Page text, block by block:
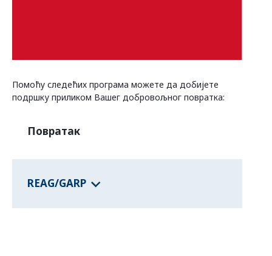
Помоћу следећих програма можете да добијете
подршку приликом Вашег добровољног повратка:
Повратак
REAG/GARP